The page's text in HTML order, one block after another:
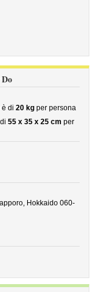
è di20 kg per persona
di55 x 35 x 25 cm per
Hokkaido 060-